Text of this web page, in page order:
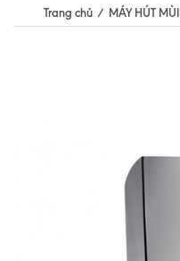
Trang chủ / MÁY HÚT MÙI